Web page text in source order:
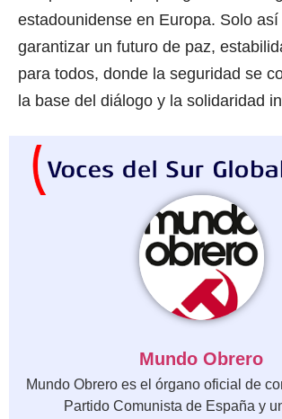
estadounidense en Europa. Solo
garantizar un futuro de paz,
para todos, donde la seguridad se
la base del diálogo y la solidaridad
Mundo Obrero
Mundo Obrero es el órgano oficial de
Partido Comunista de España y